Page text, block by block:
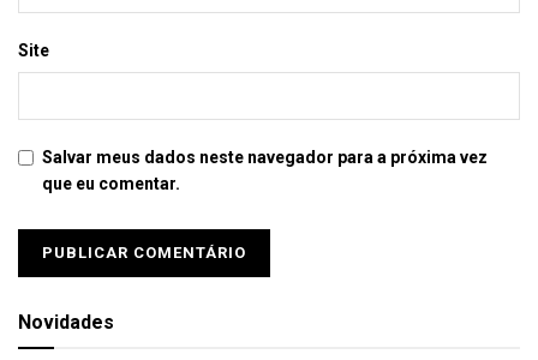
Site
Salvar meus dados neste navegador para a próxima vez
que eu comentar.
Novidades